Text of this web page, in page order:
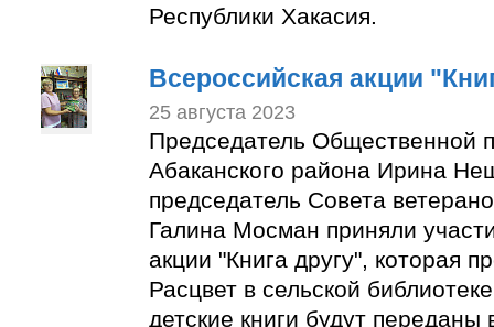
Республики Хакасия.
Всероссийская акции
25 августа 2023
Председатель Общественной
Абаканского района Ирина
председатель Совета
Галина Мосман приняли
акции "Книга другу", которая
Расцвет в сельской
детские книги будут переданы